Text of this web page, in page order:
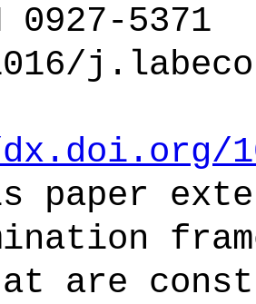
0927-5371
paper
are